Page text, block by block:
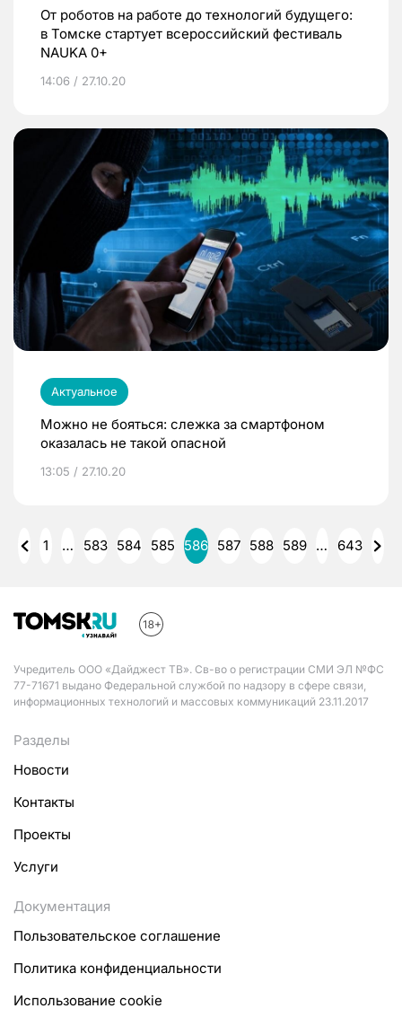
От роботов на работе до технологий будущего:
в Томске стартует всероссийский фестиваль
NAUKA 0+
14:06 / 27.10.20
Актуальное
Можно не бояться: слежка за смартфоном
оказалась не такой опасной
13:05 / 27.10.20
1 … 583 584 585 586 587 588 589 … 643
Учредитель ООО «Дайджест ТВ». Св-во о регистрации СМИ ЭЛ №ФС
77-71671 выдано Федеральной службой по надзору в сфере связи,
информационных технологий и массовых коммуникаций 23.11.2017
Разделы
Новости
Контакты
Проекты
Услуги
Документация
Пользовательское соглашение
Политика конфиденциальности
Использование cookie